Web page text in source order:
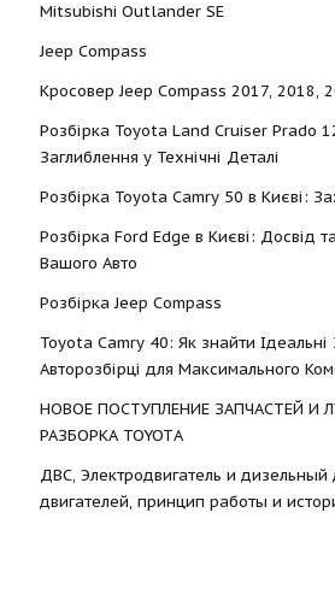
Mitsubishi Outlander SE
Jeep Compass
Кросовер Jeep Compass 2017, 2018,
Розбірка Toyota Land Cruiser Prado
Заглиблення у Технічні Деталі
Розбірка Toyota Camry 50 в Києві:
Розбірка Ford Edge в Києві: Досвід
Вашого Авто
Розбірка Jeep Compass
Toyota Camry 40: Як знайти Ідеальні
Авторозбірці для Максимального
НОВОЕ ПОСТУПЛЕНИЕ ЗАПЧАСТЕЙ И
РАЗБОРКА TOYOTА
ДВС, Электродвигатель и дизельный
двигателей, принцип работы и